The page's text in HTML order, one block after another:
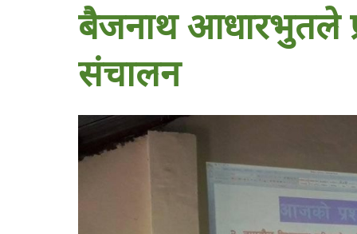
बैजनाथ आधारभुतले
संचालन